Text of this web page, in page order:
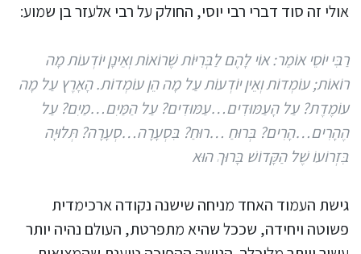
אולי זה סוד דברי רבי יוסי, החולק על רבי אלעזר בן שמוע:
רַבִּי יוֹסֵי אוֹמֵר: אוֹי לָהֶם לַבְּרִיּוֹת שֶׁרוֹאוֹת וְאֵינָן יוֹדְעוֹת מָה
רוֹאוֹת; עוֹמְדוֹת וְאֵין יוֹדְעוֹת עַל מָה הֵן עוֹמְדוֹת. הָאָרֶץ עַל מָה
עוֹמֶדֶת? עַל הָעַמּוּדִים…עַמּוּדִים? עַל הַמַּיִם…מַיִם? עַל
הֶהָרִים…הָרִים? בְּרוּחַ …רוּחַ? בִּסְעָרָה…סְעָרָה? תְּלוּיָה
בִּזְרוֹעוֹ שֶׁל הַקָּדוֹשׁ בָּרוּךְ הוּא
גישת העמוד האחד מניחה שישנה נקודה ארכימדית
פשוטה ויחידה, שככל שהיא מתפרטת, העולם נהיה יותר